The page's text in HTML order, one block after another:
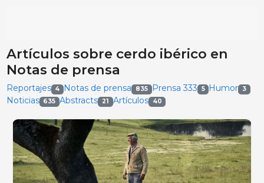
Artículos sobre cerdo ibérico en
Notas de prensa
Reportajes 4 Notas de prensa 835 Prensa 333 5 Humor 3
Noticias 635 Abstracts 21 Artículos 40